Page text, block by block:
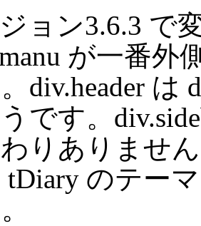
ン3.6.3 で
が一番外
div.header は
です。
りありませ
tDiary のテー